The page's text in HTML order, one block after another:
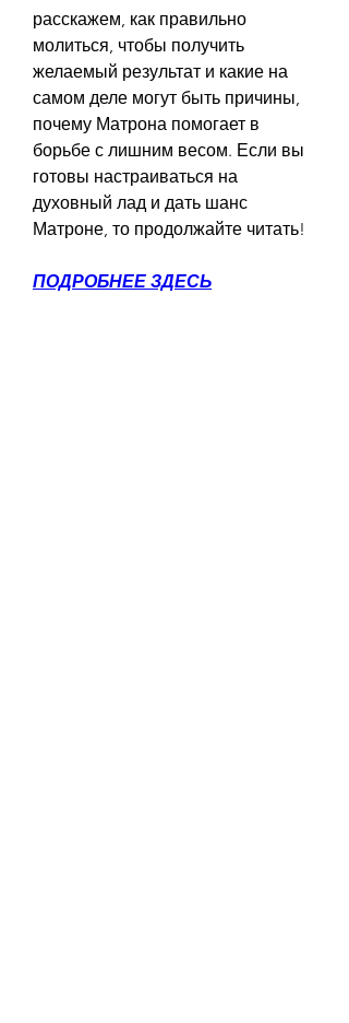
расскажем, как правильно
молиться, чтобы получить
желаемый результат и какие на
самом деле могут быть причины,
почему Матрона помогает в
борьбе с лишним весом. Если вы
готовы настраиваться на
духовный лад и дать шанс
Матроне, то продолжайте читать!
ПОДРОБНЕЕ ЗДЕСЬ